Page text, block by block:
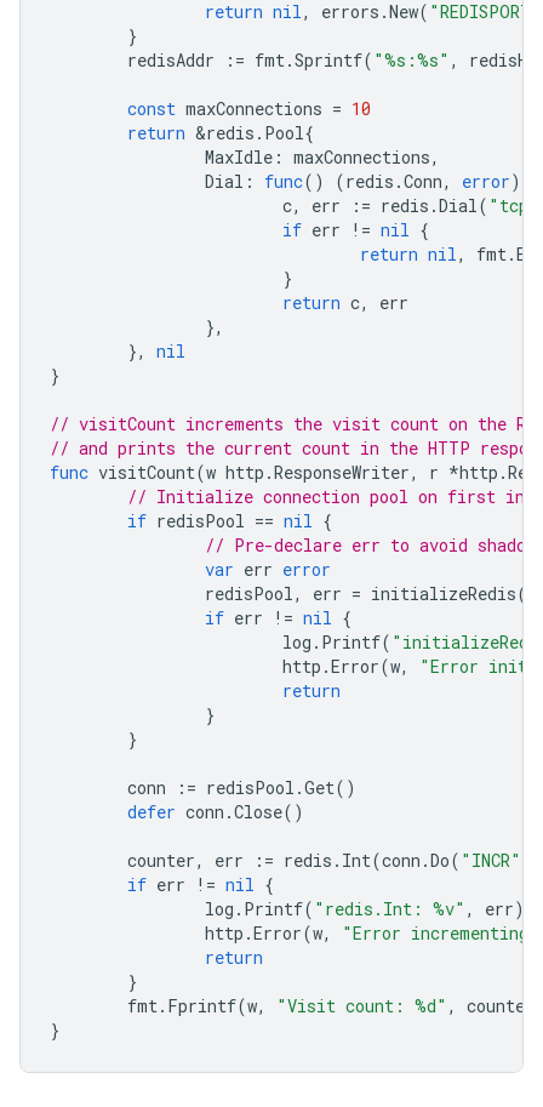
return nil, errors .New(
}
redisAddr
:= fmt.Sprintf( "%s:%s" ,
const maxConnections = 10
return &redis . Pool{
MaxIdle : maxConnections,
Dial : func() (redis .Conn, error)
c, err := redis .Dial( "tcp"
if err != nil {
return nil, fmt.
}
return c,
err
},
},
nil
}
// visitCount increments the visit count on the
// and prints the current count in the HTTP
func visitCount(w http .ResponseWriter, r *http .
// Initialize connection pool on first
if redisPool == nil {
// Pre-declare err to avoid
var err error
redisPool, err = initializeRedis()
if err != nil {
log . Printf(
http .Error(w,
"Error
return
}
}
conn := redisPool .Get()
defer conn .Close()
counter, err := redis . Int(conn .Do( "INCR"
if err != nil {
log . Printf( "redis.Int: %v" , err)
http .Error(w,
"Error
return
}
fmt. Fprintf(w, "Visit count: %d" , counter
}